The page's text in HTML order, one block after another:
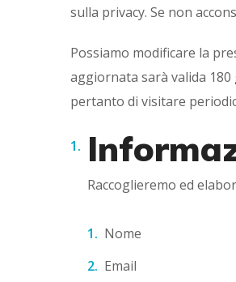
sulla privacy. Se non
Possiamo modificare la
aggiornata sarà valida
pertanto di visitare
Raccoglieremo ed
Nome
Email